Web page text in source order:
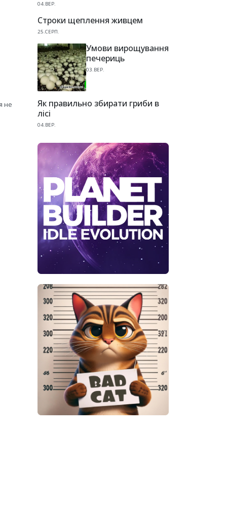
не
04.ВЕР.
Строки щеплення живцем
25.СЕРП.
Умови вирощування
печериць
03.ВЕР.
Як правильно збирати гриби в
лісі
04.ВЕР.